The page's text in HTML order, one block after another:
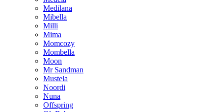
Medilana
Mibella
Milli
Mima
Momcozy
Mombella
Moon
Mr Sandman
Mustela
Noordi
Nuna
Offspring